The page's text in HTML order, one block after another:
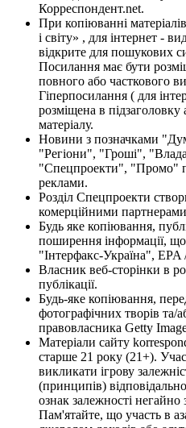
Корреспондент.net.
При копіюванні
і світу» , для інтернет -
відкрите для пошукових
Посилання має бути
повного або часткового
Гіперпосилання ( для
розміщена в
матеріалу.
Новини з позначками
"Регіони", "Гроші",
"Спецпроекти", "Промо"
реклами.
Розділ Спецпроекти
комерційними
Будь яке копіювання,
поширення інформації,
"Інтерфакс-Україна", EPA
Власник веб-сторінки в
публікації.
Будь-яке копіювання,
фотографічних творів та/
правовласника Getty
Матеріали сайту
старше 21 року (21+).
викликати ігрову
(принципів)
ознак залежності негайно
Пам'ятайте, що участь в